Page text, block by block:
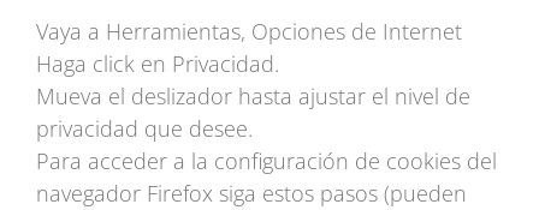
Vaya a Herramientas, Opciones de Internet
Haga click en Privacidad.
Mueva el deslizador hasta ajustar el nivel de
privacidad que desee.
Para acceder a la configuración de cookies del
navegador Firefox siga estos pasos (pueden